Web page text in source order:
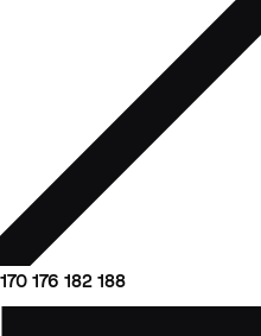
170 176 182 188